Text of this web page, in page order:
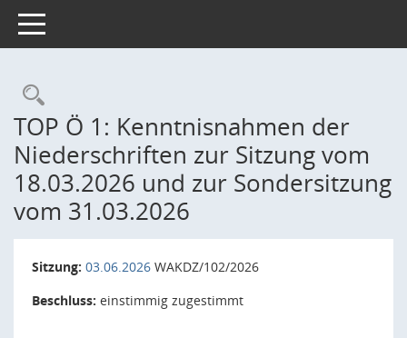
Toggle navigation
Rechercheauswahl
TOP Ö 1: Kenntnisnahmen der
Niederschriften zur Sitzung vom
18.03.2026 und zur Sondersitzung
vom 31.03.2026
Sitzung: 03.06.2026 WAKDZ/102/2026
Beschluss: einstimmig zugestimmt